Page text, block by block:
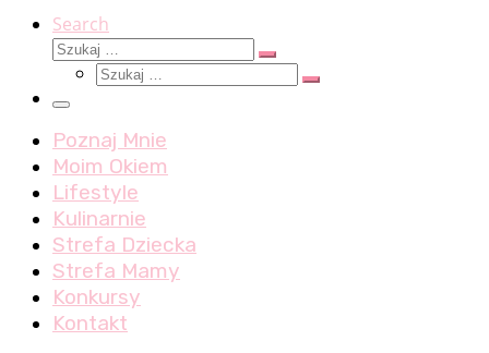
Search
Szukaj
Szukaj
Szukaj
Szukaj
Menu
Poznaj Mnie
Moim Okiem
Lifestyle
Kulinarnie
Strefa Dziecka
Strefa Mamy
Konkursy
Kontakt